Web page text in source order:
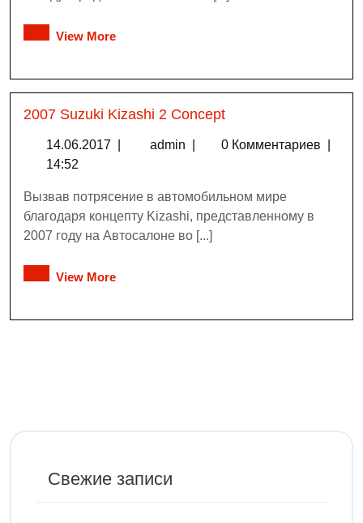
View More
2007 Suzuki Kizashi 2 Concept
14.06.2017 admin 0 Комментариев
14:52
Вызвав потрясение в автомобильном мире
благодаря концепту Kizashi, представленному в
2007 году на Автосалоне во [...]
View More
Свежие записи